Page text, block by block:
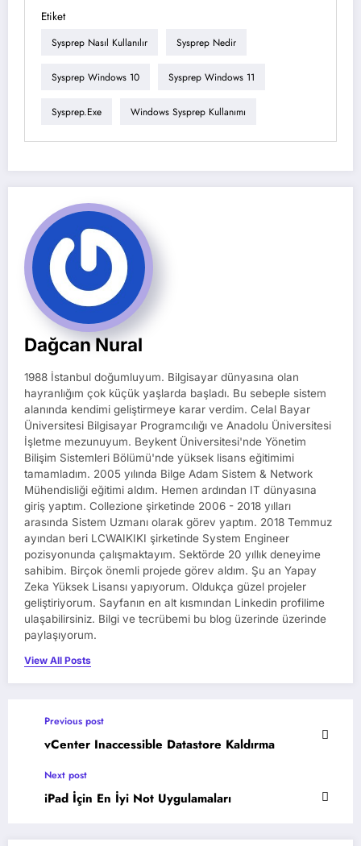
Etiket
Sysprep Nasıl Kullanılır Sysprep Nedir
Sysprep Windows 10 Sysprep Windows 11
Sysprep.exe Windows Sysprep Kullanımı
Dağcan Nural
1988 İstanbul doğumluyum. Bilgisayar dünyasına olan
hayranlığım çok küçük yaşlarda başladı. Bu sebeple sistem
alanında kendimi geliştirmeye karar verdim. Celal Bayar
Üniversitesi Bilgisayar Programcılığı ve Anadolu Üniversitesi
İşletme mezunuyum. Beykent Üniversitesi'nde Yönetim
Bilişim Sistemleri Bölümü'nde yüksek lisans eğitimimi
tamamladım. 2005 yılında Bilge Adam Sistem & Network
Mühendisliği eğitimi aldım. Hemen ardından IT dünyasına
giriş yaptım. Collezione şirketinde 2006 - 2018 yılları
arasında Sistem Uzmanı olarak görev yaptım. 2018 Temmuz
ayından beri LCWAIKIKI şirketinde System Engineer
pozisyonunda çalışmaktayım. Sektörde 20 yıllık deneyime
sahibim. Birçok önemli projede görev aldım. Şu an Yapay
Zeka Yüksek Lisansı yapıyorum. Oldukça güzel projeler
geliştiriyorum. Sayfanın en alt kısmından Linkedin profilime
ulaşabilirsiniz. Bilgi ve tecrübemi bu blog üzerinde üzerinde
paylaşıyorum.
View All Posts
Previous post
vCenter Inaccessible Datastore Kaldırma
Next post
iPad İçin En İyi Not Uygulamaları